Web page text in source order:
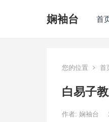
娴袖台 首
您的位置 首
白易子
作者: 娴袖台